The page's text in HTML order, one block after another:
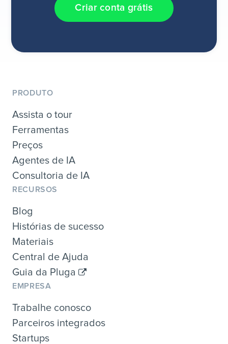
Criar conta grátis
PRODUTO
Assista o tour
Ferramentas
Preços
Agentes de IA
Consultoria de IA
RECURSOS
Blog
Histórias de sucesso
Materiais
Central de Ajuda
Guia da Pluga
EMPRESA
Trabalhe conosco
Parceiros integrados
Startups